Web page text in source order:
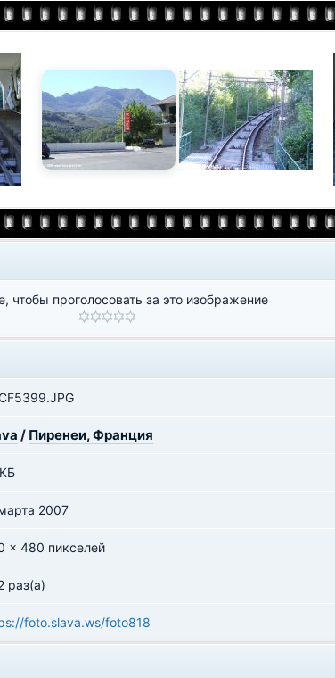
чтобы проголосовать за это изображение
/ Пиренеи, Франция
2007
x 480 пикселей
раз(а)
foto.slava.ws/foto818